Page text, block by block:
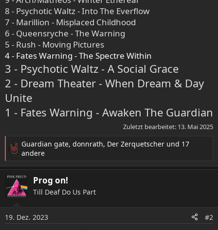
8 - Psychotic Waltz - Into The Everflow
7 - Marillion - Misplaced Childhood
6 - Queensryche - The Warning
5 - Rush - Moving Pictures
4 - Fates Warning - The Spectre Within
3 - Psychotic Waltz - A Social Grace
2 - Dream Theater - When Dream & Day
Unite
1 - Fates Warning - Awaken The Guardian
Zuletzt bearbeitet: 13. Mai 2025
R
a
k
t
i
o
n
e
Guardian gate, donnrath, Der Zerquetscher und 17
andere
Prog on!
Till Deaf Do Us Part
19. Dez. 2023 #2